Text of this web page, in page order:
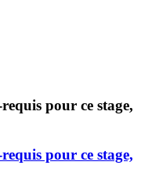
pour ce stage,
pour ce stage,